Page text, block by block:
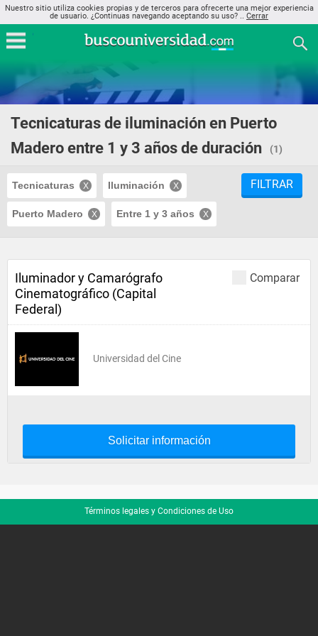
Nuestro sitio utiliza cookies propias y de terceros para ofrecerte una mejor experiencia
de usuario. ¿Continuas navegando aceptando su uso? .. Cerrar
Tecnicaturas de iluminación en Puerto
Madero entre 1 y 3 años de duración
(1)
Tecnicaturas Iluminación
Puerto Madero Entre 1 y 3 años
FILTRAR
Comparar
Iluminador y Camarógrafo
Cinematográfico (Capital
Federal)
Universidad del Cine
Solicitar información
Términos legales y Condiciones de Uso